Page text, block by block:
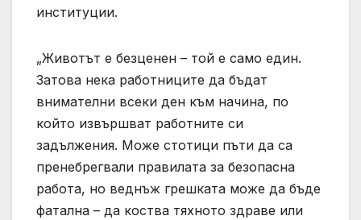
институции.
„Животът е безценен – той е само един.
Затова нека работниците да бъдат
внимателни всеки ден към начина, по
който извършват работните си
задължения. Може стотици пъти да са
пренебрегвали правилата за безопасна
работа, но веднъж грешката може да бъде
фатална – да коства тяхното здраве или